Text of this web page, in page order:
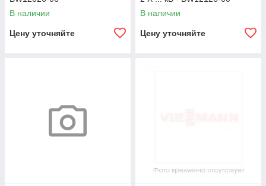
В наличии
Цену уточняйте
В наличии
Цену уточняйте